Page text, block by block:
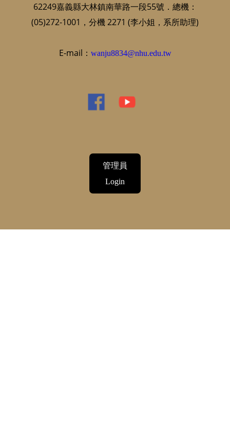
62249嘉義縣大林鎮南華路一段55號．總機：
(05)272-1001，分機 2271 (李小姐，系所助理)
E-mail： wanju8834@nhu.edu.tw
管理員
Login